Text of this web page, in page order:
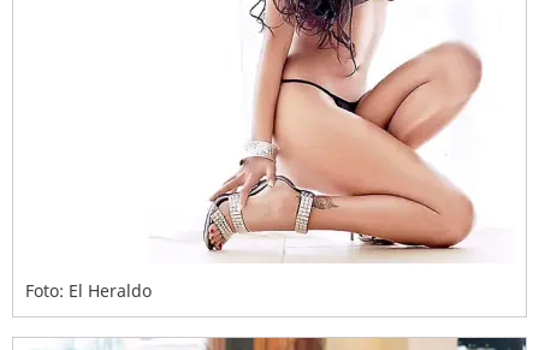
Foto: El Heraldo